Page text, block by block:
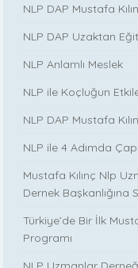
NLP DAP Mustafa
NLP DAP Uzaktan
NLP Anlamlı Meslek
NLP ile Koçluğun
NLP DAP Mustafa
NLP ile 4 Adımda
Mustafa Kılınç Nlp
Dernek Başkanlığına
Türkiye’de Bir İlk
Programı